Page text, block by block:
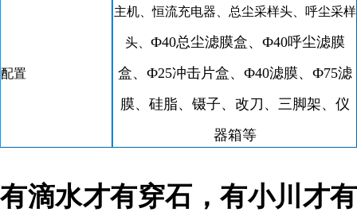
配置
主机、恒流充电器、总尘采样头、呼尘采样
头、 Ф40总尘滤膜盒、 Ф40呼尘滤膜
盒、 Ф25冲击片盒、 Ф40滤膜、 Ф75滤
膜、 硅脂、 镊子、改刀 、 三脚架、 仪
器箱等
有滴水才有穿石，有小川才有